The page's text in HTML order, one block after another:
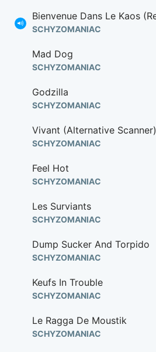
SCHYZOMANIAC
Mad Dog
SCHYZOMANIAC
Godzilla
SCHYZOMANIAC
Vivant (Alternative Scanner)
SCHYZOMANIAC
Feel Hot
SCHYZOMANIAC
Les Surviants
SCHYZOMANIAC
Dump Sucker And Torpido
SCHYZOMANIAC
Keufs In Trouble
SCHYZOMANIAC
Le Ragga De Moustik
SCHYZOMANIAC